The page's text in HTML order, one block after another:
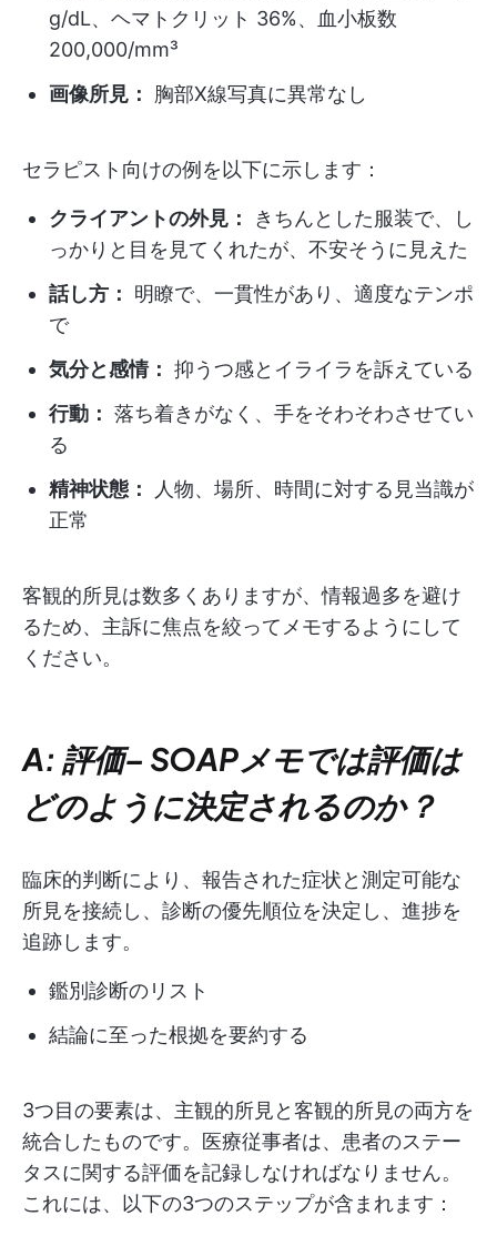
g/dL、ヘマトクリット 36%、血小板数
200,000/mm³
画像所見：
胸部X線写真に異常なし
セラピスト向けの例を以下に示します：
クライアントの外見：
きちんとした服装で、し
っかりと目を見てくれたが、不安そうに見えた
話し方：
明瞭で、一貫性があり、適度なテンポ
で
気分と感情： 抑うつ感とイライラを訴えている
行動： 落ち着きがなく、手をそわそわさせてい
る
精神状態：
人物、場所、時間に対する見当識が
正常
客観的所見は数多くありますが、情報過多を避け
るため、主訴に焦点を絞ってメモするようにして
ください。
A: 評価– SOAPメモでは評価は
どのように決定されるのか？
臨床的判断により、報告された症状と測定可能な
所見を接続し、診断の優先順位を決定し、進捗を
追跡します。
鑑別診断のリスト
結論に至った根拠を要約する
3つ目の要素は、主観的所見と客観的所見の両方を
統合したものです。医療従事者は、患者のステー
タスに関する評価を記録しなければなりません。
これには、以下の3つのステップが含まれます：